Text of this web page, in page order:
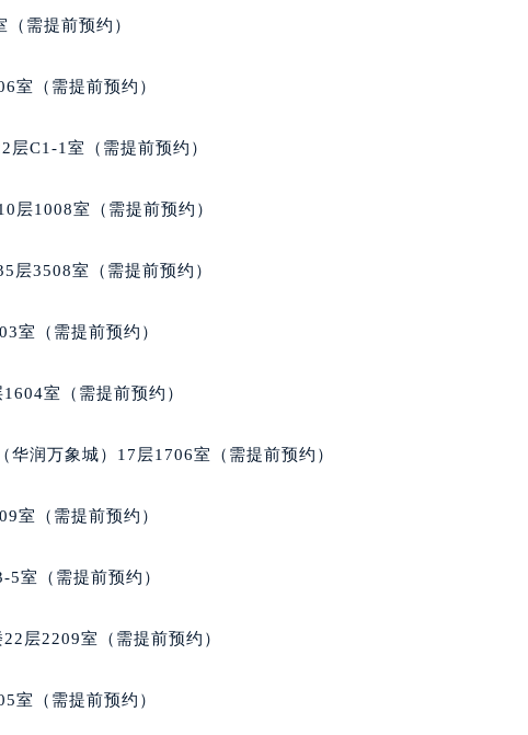
29层2905室（需提前预约）
中心（品牌授权店）1层整层（需提前预约）
CCMALL）C座17层17-B（需提前预约）
座写字楼29层03室（需提前预约）
C座12层1205室（需提前预约）
字楼1座11层1104室（需提前预约）
办公楼C座22层08室（需提前预约）
室（需提前预约）
写字楼A座7楼709室（需提前预约）
A座907室（需提前预约）
金融中心14楼14D（需提前预约）
字楼B座13层07室（需提前预约）
需提前预约）
室（需提前预约）
C1-1室（需提前预约）
层1008室（需提前预约）
层3508室（需提前预约）
室（需提前预约）
室（需提前预约）
润万象城）17层1706室（需提前预约）
室（需提前预约）
室（需提前预约）
层2209室（需提前预约）
室（需提前预约）